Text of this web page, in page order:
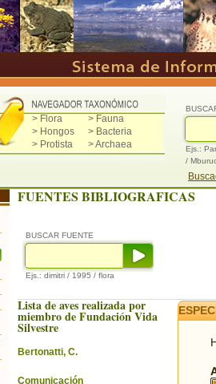
> Flora
> Fauna
> Hongos
> Bacteria
> Protista
> Archaea
Ejs.:
/
FUENTES BIBLIOGRAFICAS
BUSCAR FUENTE
Ejs.: dimitri / 1995 / flora
Lista de aves realizada por
miembro de Fundación Vida
Silvestre
Bertonatti, C.
Comunicación